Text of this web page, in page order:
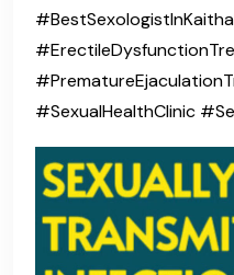
#SexualHealthClinic